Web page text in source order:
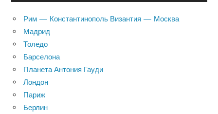
Рим — Константинополь Византия — Москва
Мадрид
Толедо
Барселона
Планета Антония Гауди
Лондон
Париж
Берлин